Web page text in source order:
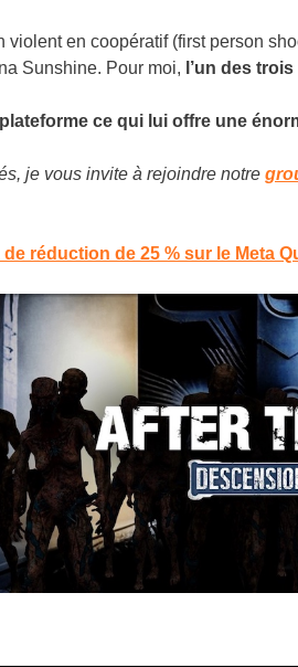
violent en coopératif (first person
Sunshine. Pour moi, l’un des
ce qui lui offre une
je vous invite à rejoindre notre
réduction de 25 % sur le Meta